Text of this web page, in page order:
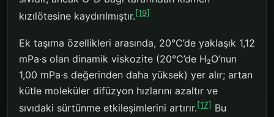
kızılötesine kaydırılmıştır.[19]
Ek taşıma özellikleri arasında, 20°C’de yaklaşık 1,12
mPa·s olan dinamik viskozite (20°C’de H₂O’nun
1,00 mPa·s değerinden daha yüksek) yer alır; artan
kütle moleküler difüzyon hızlarını azaltır ve
sıvıdaki sürtünme etkileşimlerini artırır.[17] Bu